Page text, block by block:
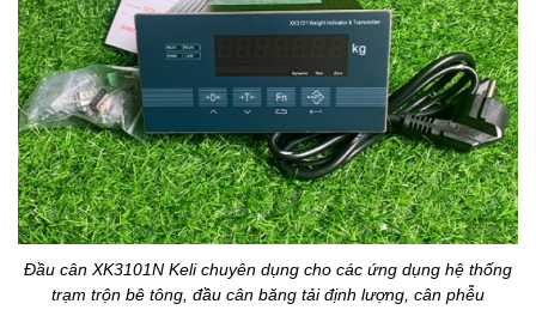
Đầu cân XK3101N Kelichuyên dụng cho các ứng dụng hệ thống
trạm trộn bê tông, đầu cân băng tải định lượng, cân phễu